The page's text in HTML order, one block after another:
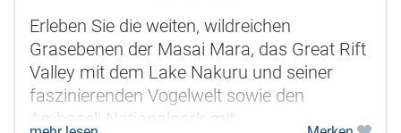
Erleben Sie die weiten, wildreichen
Grasebenen der Masai Mara, das Great Rift
Valley mit dem Lake Nakuru und seiner
faszinierenden Vogelwelt sowie den
Amboseli Nationalpark mit